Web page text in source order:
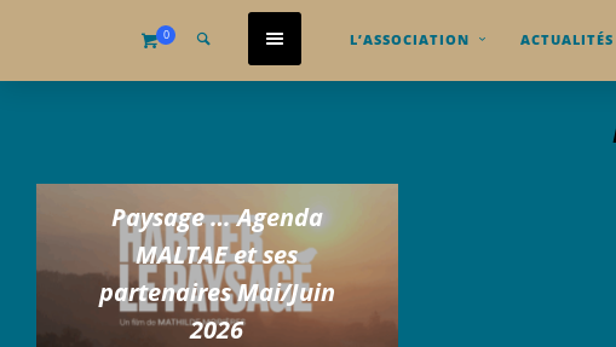
0 L’ASSOCIATION ACTUALITÉS
Paysage … Agenda
MALTAE et ses
partenaires Mai/Juin
2026